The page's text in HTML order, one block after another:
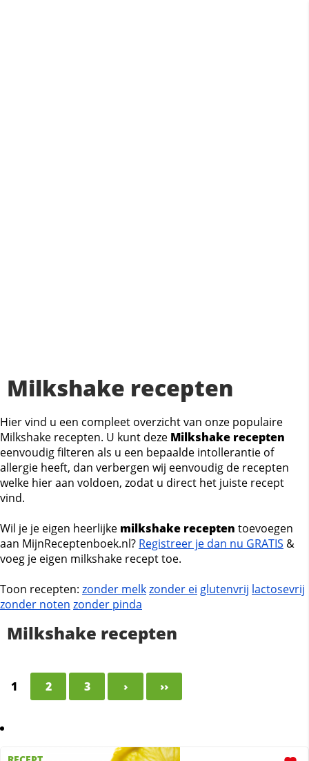
Milkshake recepten
Hier vind u een compleet overzicht van onze populaire
Milkshake recepten. U kunt deze Milkshake recepten
eenvoudig filteren als u een bepaalde intollerantie of
allergie heeft, dan verbergen wij eenvoudig de recepten
welke hier aan voldoen, zodat u direct het juiste recept
vind.
Wil je je eigen heerlijke milkshake recepten toevoegen
aan MijnReceptenboek.nl? Registreer je dan nu GRATIS &
voeg je eigen milkshake recept toe.
Toon recepten: zonder melkzonder ei glutenvrij lactosevrij
zonder noten zonder pinda
Milkshake recepten
1 2 3 › ››